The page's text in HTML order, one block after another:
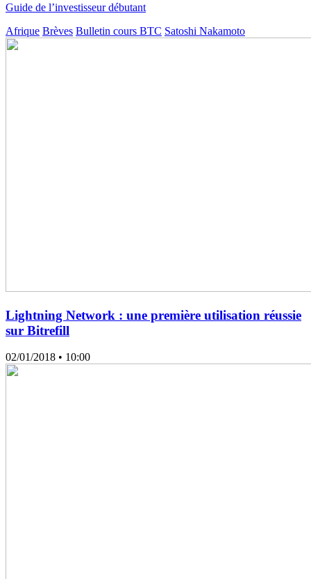
Guide de l’investisseur débutant
Afrique Brèves Bulletin cours BTC Satoshi Nakamoto
Lightning Network : une première utilisation réussie
sur Bitrefill
02/01/2018 • 10:00